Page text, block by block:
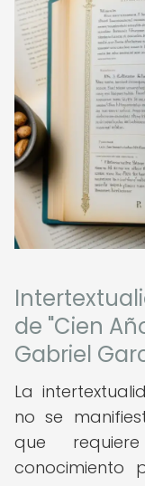
de "Cien
Gabriel
La
no se
que
conocimiento